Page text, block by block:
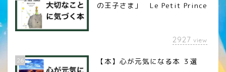
の王子さま」 Le Petit Prince
2927 view
26 【本】心が元気になる本 ３選